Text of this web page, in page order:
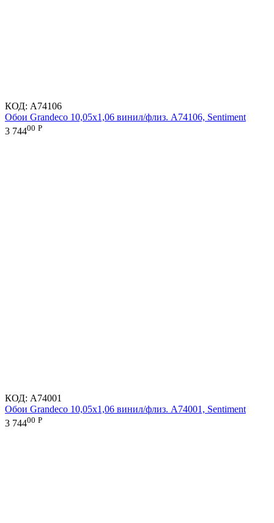
КОД: A74106
Обои Grandeco 10,05х1,06 винил/флиз. A74106, Sentiment
3 74400 Р
КОД: A74001
Обои Grandeco 10,05х1,06 винил/флиз. A74001, Sentiment
3 74400 Р